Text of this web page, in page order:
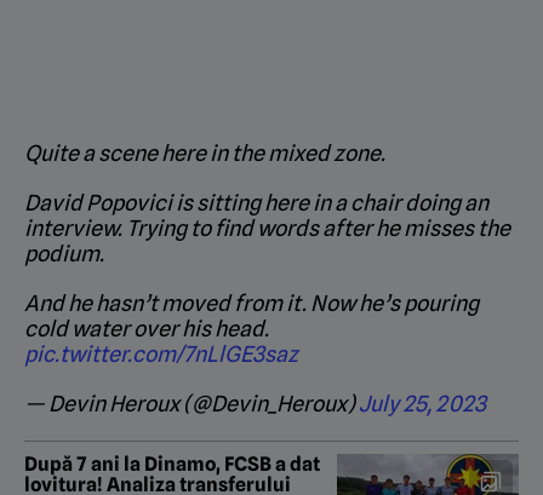
Quite a scene here in the mixed zone.
David Popovici is sitting here in a chair doing an
interview. Trying to find words after he misses the
podium.
And he hasn’t moved from it. Now he’s pouring
cold water over his head.
pic.twitter.com/7nLlGE3saz
— Devin Heroux (@Devin_Heroux)July 25, 2023
După 7 ani la Dinamo, FCSB a dat
lovitura! Analiza transferului